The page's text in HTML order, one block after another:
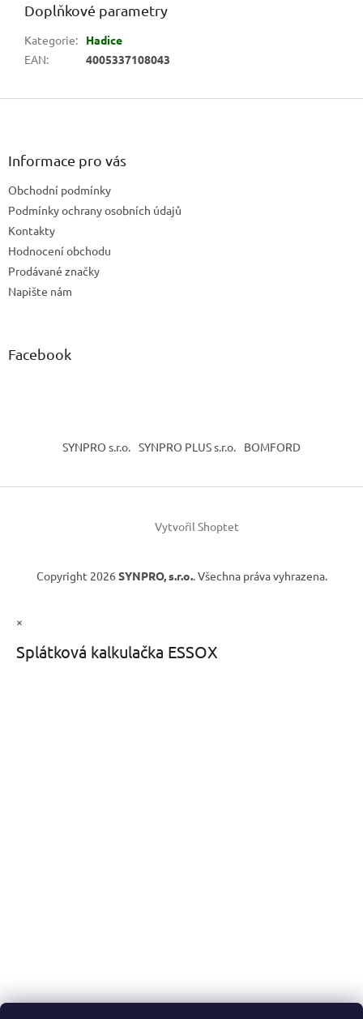
Doplňkové parametry
Kategorie:
Hadice
EAN: 4005337108043
Z
Informace pro vás
Obchodní podmínky
Podmínky ochrany osobních údajů
Kontakty
Hodnocení obchodu
Prodávané značky
Napište nám
Facebook
SYNPRO s.r.o. SYNPRO PLUS s.r.o. BOMFORD
Vytvořil Shoptet
Copyright 2026 SYNPRO, s.r.o.. Všechna práva vyhrazena.
×
Splátková kalkulačka ESSOX